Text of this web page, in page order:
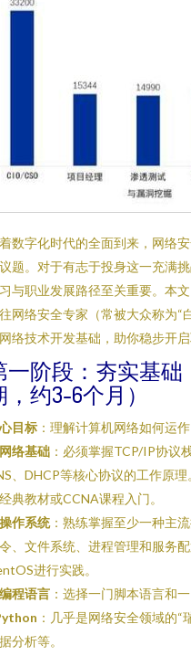
数字化时代的全面到来，网络
题。对于有志于投身这一充满
与职业发展路径至关重要。本
网络安全专家（常被大众称为“
络技术开发基础，助你稳步开启
一阶段：夯实基
，约3-6个月）
目标 ：理解计算机网络如何运
网络基础 ：必须掌握TCP/IP协议
、DHCP等核心协议的工作原
典教材或CCNA课程入门。
操作系统：熟练掌握至少一种主
、文件系统、进程管理和服务
进行实践。
编程语言 ：选择一门脚本语言和
：几乎是网络安全领域的
分析等。